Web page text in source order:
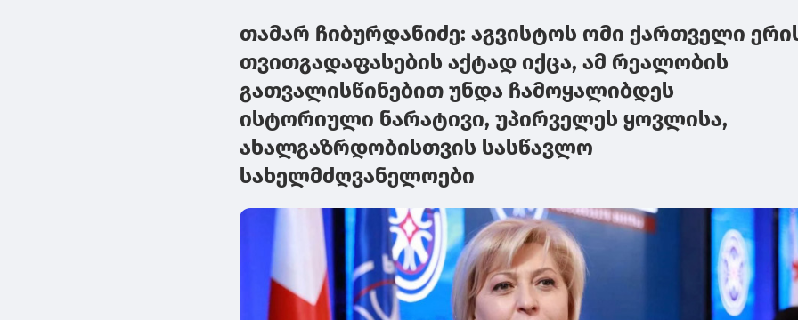
თამარ ჩიბურდანიძე: აგვისტოს ომი ქართველი
თვითგადაფასების აქტად იქცა, ამ რეალობის
გათვალისწინებით უნდა ჩამოყალიბდეს
ისტორიული ნარატივი, უპირველეს ყოვლისა,
ახალგაზრდობისთვის სასწავლო
სახელმძღვანელოები